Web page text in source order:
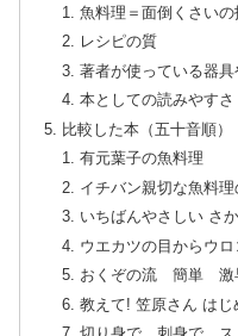
魚料理＝面倒くさいの
レシピの質
著者が使っている器
本としての読みやすさ
比較した本（五十音順）
有元葉子の魚料理
イチバン親切な魚料
いちばんやさしい さ
ウエカツの目からウ
おくぞの流 簡単 激
教えて! 笠原さん は